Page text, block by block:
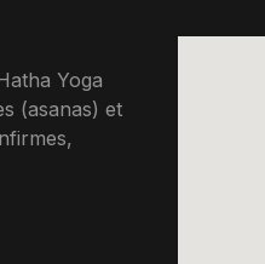
Yoga
(asanas) et